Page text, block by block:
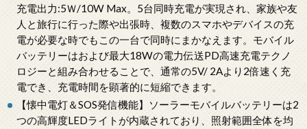
充電出力:5Ｗ/10W Max。5台同時充電が実現され、家族や友
人と旅行に行った際や出張時、複数のスマホやデバイスの充
電が必要な時でもこの一台で同時にまかなえます。モバイル
バッテリーはおよび最大18Wの電力伝送PD高速充電テクノ
ロジーと組み合わせることで、通常の5V/ 2Aより2倍速く充
電でき、充電時間を顕著的に短縮できます。
【懐中電灯＆SOS発信機能】ソーラーモバイルバッテリーは2
つの高輝度LEDライトが内蔵されており、照射範囲全体を均